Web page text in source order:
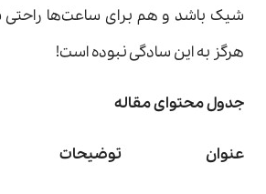
شیک باشد و هم برای ساعت‌ها راحتی
هرگز به این سادگی نبوده است!
جدول محتوای مقاله
عنوان توضیحات